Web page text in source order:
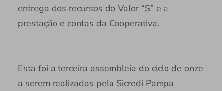
entrega dos recursos do Valor “S” e a
prestação e contas da Cooperativa.
Esta foi a terceira assembleia do ciclo de onze
a serem realizadas pela Sicredi Pampa